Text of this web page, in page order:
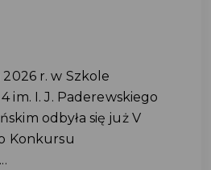
r. w Szkole
im. I. J. Paderewskiego
odbyła się już V
Konkursu